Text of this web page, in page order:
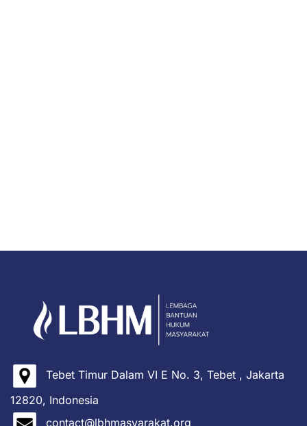
Tebet Timur Dalam VI E No. 3, Tebet , Jakarta
12820, Indonesia
contact@lbhmasyarakat.org